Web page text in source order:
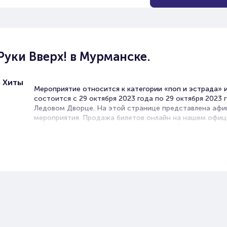
Вверх! в Мурманске.
Хиты
Мероприятие относится к категории «поп и эстрада» и
состоится с 29 октября 2023 года по 29 октября 2023
Ледовом Дворце. На этой странице представлена
мероприятия. Продажа билетов онлайн на нашем